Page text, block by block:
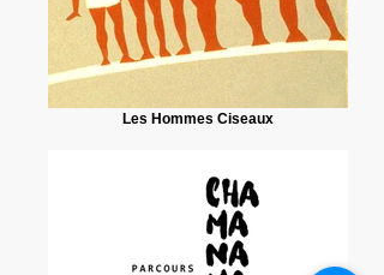
Les Hommes Ciseaux